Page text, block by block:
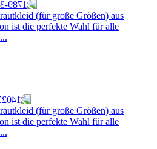
(für große Größen) aus
ist die perfekte Wahl für alle
(für große Größen) aus
ist die perfekte Wahl für alle